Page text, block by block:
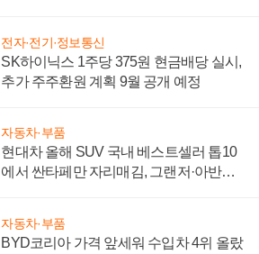
전자·전기·정보통신
SK하이닉스 1주당 375원 현금배당 실시,
추가 주주환원 계획 9월 공개 예정
자동차·부품
현대차 올해 SUV 국내 베스트셀러 톱10
에서 싼타페만 자리매김, 그랜저·아반떼
자동차·부품
BYD코리아 가격 앞세워 수입차 4위 올랐